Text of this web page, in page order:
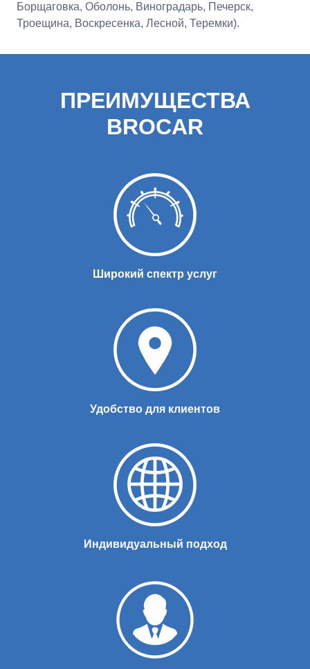
Борщаговка, Оболонь, Виноградарь, Печерск,
Троещина, Воскресенка, Лесной, Теремки).
ПРЕИМУЩЕСТВА
BROCAR
Широкий спектр услуг
Удобство для клиентов
Индивидуальный подход